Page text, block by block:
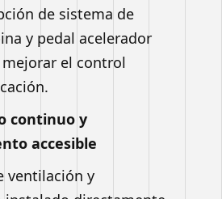
de sistema de
y pedal acelerador
el control
continuo y
accesible
ventilación y